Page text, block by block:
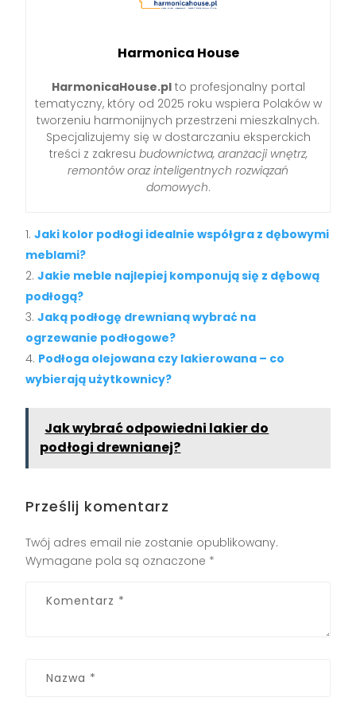
Harmonica House
HarmonicaHouse.plto profesjonalny portal
tematyczny, który od 2025 roku wspiera Polaków w
tworzeniu harmonijnych przestrzeni mieszkalnych.
Specjalizujemy się w dostarczaniu eksperckich
treści z zakresu budownictwa, aranżacji wnętrz,
remontów oraz inteligentnych rozwiązań
domowych.
Jaki kolor podłogi idealnie współgra z dębowymi
meblami?
Jakie meble najlepiej komponują się z dębową
podłogą?
Jaką podłogę drewnianą wybrać na
ogrzewanie podłogowe?
Podłoga olejowana czy lakierowana – co
wybierają użytkownicy?
Jak wybrać odpowiedni lakier do
podłogi drewnianej?
Prześlij komentarz
Twój adres email nie zostanie opublikowany.
Wymagane pola są oznaczone *